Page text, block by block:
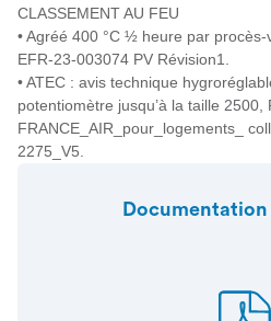
CLASSEMENT AU FEU
• Agréé 400 °C ½ heure par
EFR-23-003074 PV Révision1.
• ATEC : avis technique
potentiomètre jusqu’à la taille 2500,
FRANCE_AIR_pour_logements_
2275_V5.
Documentation